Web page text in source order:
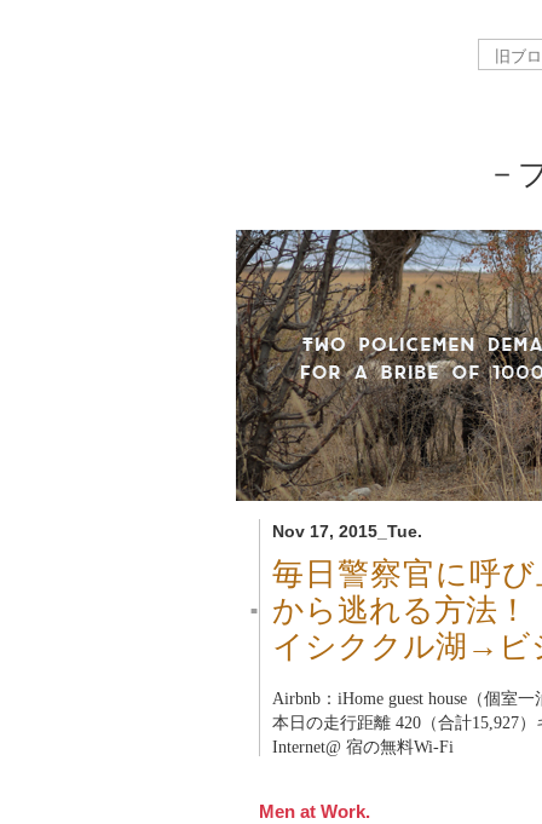
－
Nov 17, 2015_Tue.
■
毎日警察官に呼
から逃れる方法！
イシククル湖→ビ
Airbnb：iHome guest house（個室一
本日の走行距離 420（合計15,927）
Internet@ 宿の無料Wi-Fi
Men at Work.